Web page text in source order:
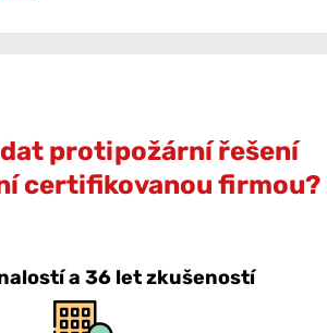
protipožární řešení
certifikovanou firmou?
a 36 let zkušeností